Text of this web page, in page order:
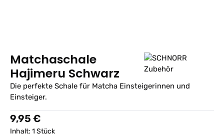
Matchaschale
Hajimeru Schwarz
Die perfekte Schale für Matcha Einsteigerinnen und
Einsteiger.
Regulärer Preis:
9,95 €
Inhalt: 1 Stück